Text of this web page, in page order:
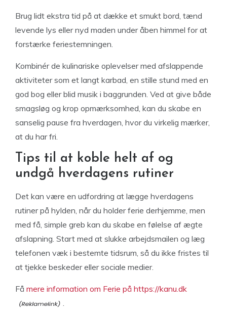
Brug lidt ekstra tid på at dække et smukt bord, tænd
levende lys eller nyd maden under åben himmel for at
forstærke feriestemningen.
Kombinér de kulinariske oplevelser med afslappende
aktiviteter som et langt karbad, en stille stund med en
god bog eller blid musik i baggrunden. Ved at give både
smagsløg og krop opmærksomhed, kan du skabe en
sanselig pause fra hverdagen, hvor du virkelig mærker,
at du har fri.
Tips til at koble helt af og
undgå hverdagens rutiner
Det kan være en udfordring at lægge hverdagens
rutiner på hylden, når du holder ferie derhjemme, men
med få, simple greb kan du skabe en følelse af ægte
afslapning. Start med at slukke arbejdsmailen og læg
telefonen væk i bestemte tidsrum, så du ikke fristes til
at tjekke beskeder eller sociale medier.
Få mere information om Ferie på https://kanu.dk